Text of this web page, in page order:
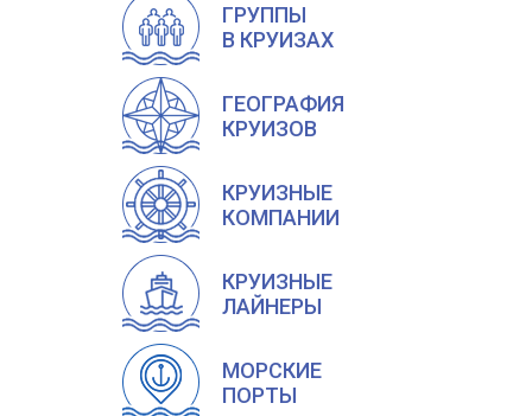
ГРУППЫ
В КРУИЗАХ
ГЕОГРАФИЯ
КРУИЗОВ
КРУИЗНЫЕ
КОМПАНИИ
КРУИЗНЫЕ
ЛАЙНЕРЫ
МОРСКИЕ
ПОРТЫ